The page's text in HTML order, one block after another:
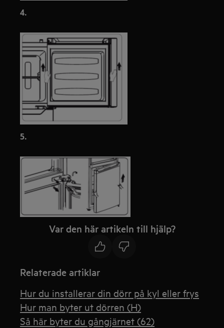
4.
5.
Var den här artikeln till hjälp?
Relaterade artiklar
Hur du installerar din dörr på kyl eller frys
Hur man byter ut dörren (H)
Så här byter du gångjärnet (62)